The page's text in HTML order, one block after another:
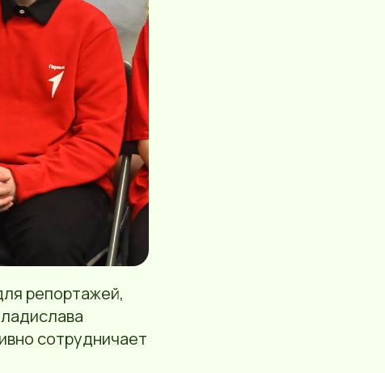
репортажей,
сотрудничает